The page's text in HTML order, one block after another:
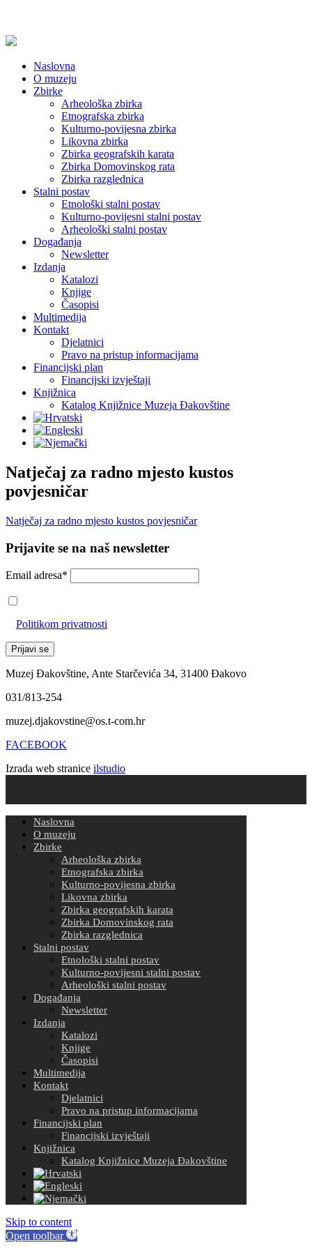
Naslovna
O muzeju
Zbirke
Arheološka zbirka
Etnografska zbirka
Kulturno-povijesna zbirka
Likovna zbirka
Zbirka geografskih karata
Zbirka Domovinskog rata
Zbirka razglednica
Stalni postav
Etnološki stalni postav
Kulturno-povijesni stalni postav
Arheološki stalni postav
Događanja
Newsletter
Izdanja
Katalozi
Knjige
Časopisi
Multimedija
Kontakt
Djelatnici
Pravo na pristup informacijama
Financijski plan
Financijski izvještaji
Knjižnica
Katalog Knjižnice Muzeja Đakovštine
Natječaj za radno mjesto kustos
povjesničar
Natječaj za radno mjesto kustos povjesničar
Prijavite se na naš newsletter
Email adresa*
Politikom privatnosti
Muzej Đakovštine, Ante Starčevića 34, 31400 Đakovo
031/813-254
muzej.djakovstine@os.t-com.hr
FACEBOOK
Izrada web stranice ilstudio
Naslovna
O muzeju
Zbirke
Arheološka zbirka
Etnografska zbirka
Kulturno-povijesna zbirka
Likovna zbirka
Zbirka geografskih karata
Zbirka Domovinskog rata
Zbirka razglednica
Stalni postav
Etnološki stalni postav
Kulturno-povijesni stalni postav
Arheološki stalni postav
Događanja
Newsletter
Izdanja
Katalozi
Knjige
Časopisi
Multimedija
Kontakt
Djelatnici
Pravo na pristup informacijama
Financijski plan
Financijski izvještaji
Knjižnica
Katalog Knjižnice Muzeja Đakovštine
Skip to content
Open toolbar